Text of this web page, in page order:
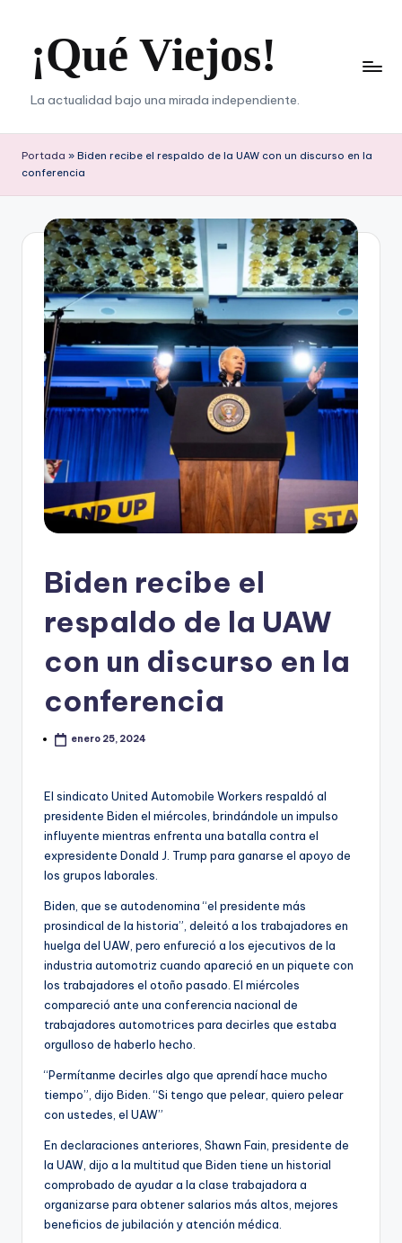
contenido¡Qué Viejos!
La actualidad bajo una mirada independiente.
Portada » Biden recibe el respaldo de la UAW con un discurso en la
conferencia
Biden recibe el
respaldo de la UAW
con un discurso en la
conferencia
enero 25, 2024
El sindicato United Automobile Workers respaldó al
presidente Biden el miércoles, brindándole un impulso
influyente mientras enfrenta una batalla contra el
expresidente Donald J. Trump para ganarse el apoyo de
los grupos laborales.
Biden, que se autodenomina “el presidente más
prosindical de la historia”, deleitó a los trabajadores en
huelga del UAW, pero enfureció a los ejecutivos de la
industria automotriz cuando apareció en un piquete con
los trabajadores el otoño pasado. El miércoles
compareció ante una conferencia nacional de
trabajadores automotrices para decirles que estaba
orgulloso de haberlo hecho.
“Permítanme decirles algo que aprendí hace mucho
tiempo”, dijo Biden. “Si tengo que pelear, quiero pelear
con ustedes, el UAW”
En declaraciones anteriores, Shawn Fain, presidente de
la UAW, dijo a la multitud que Biden tiene un historial
comprobado de ayudar a la clase trabajadora a
organizarse para obtener salarios más altos, mejores
beneficios de jubilación y atención médica.